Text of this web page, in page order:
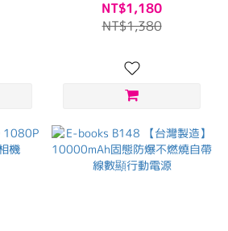
NT$1,180
NT$1,380